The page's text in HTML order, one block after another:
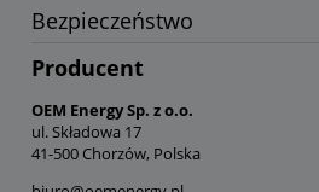
Bezpieczeństwo
Producent
OEM Energy Sp. z o.o.
ul. Składowa 17
41-500 Chorzów, Polska